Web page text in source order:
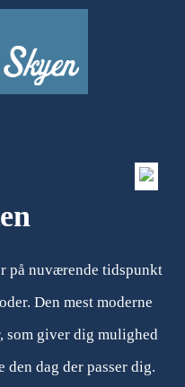
på nuværende tidspunkt
Den mest moderne
som giver dig mulighed
dag der passer dig.